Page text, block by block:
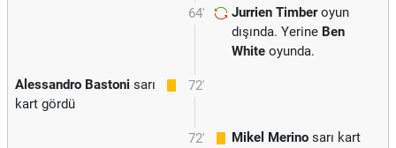
64' Jurrien Timberoyun
dışında. Yerine Ben
White oyunda.
72'
Alessandro Bastoni sarı
kart gördü
72' Mikel Merino sarı kart